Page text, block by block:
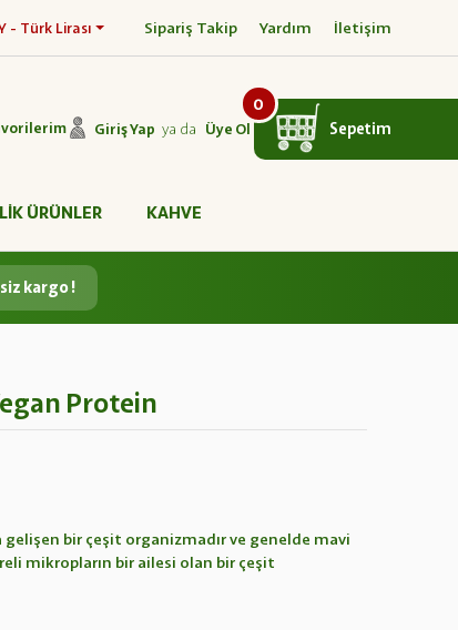
- Türk Lirası Sipariş Takip Yardım İletişim
Giriş Yap ya da Üye Ol
0
Sepetim
ÜRÜNLER KAHVE
kargo !
Protein
bir çeşit organizmadır ve genelde mavi
mikropların bir ailesi olan bir çeşit